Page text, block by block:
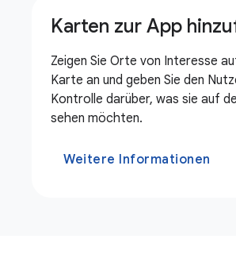
Karten zur App
Zeigen Sie Orte von Interesse
Karte an und geben Sie den
Kontrolle darüber, was sie auf
sehen möchten.
Weitere Informationen